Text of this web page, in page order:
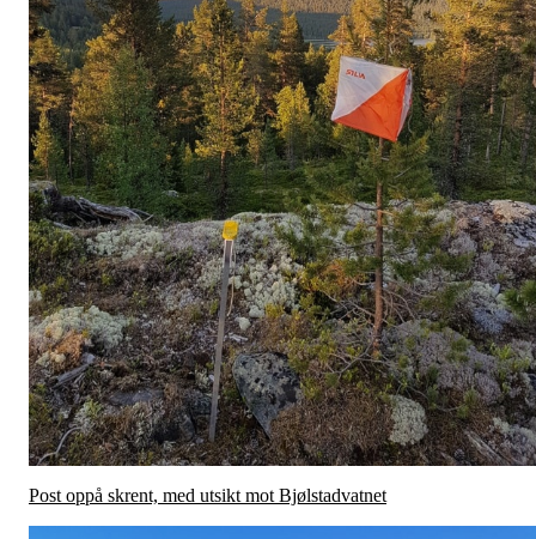
Post oppå skrent, med utsikt mot Bjølstadvatnet